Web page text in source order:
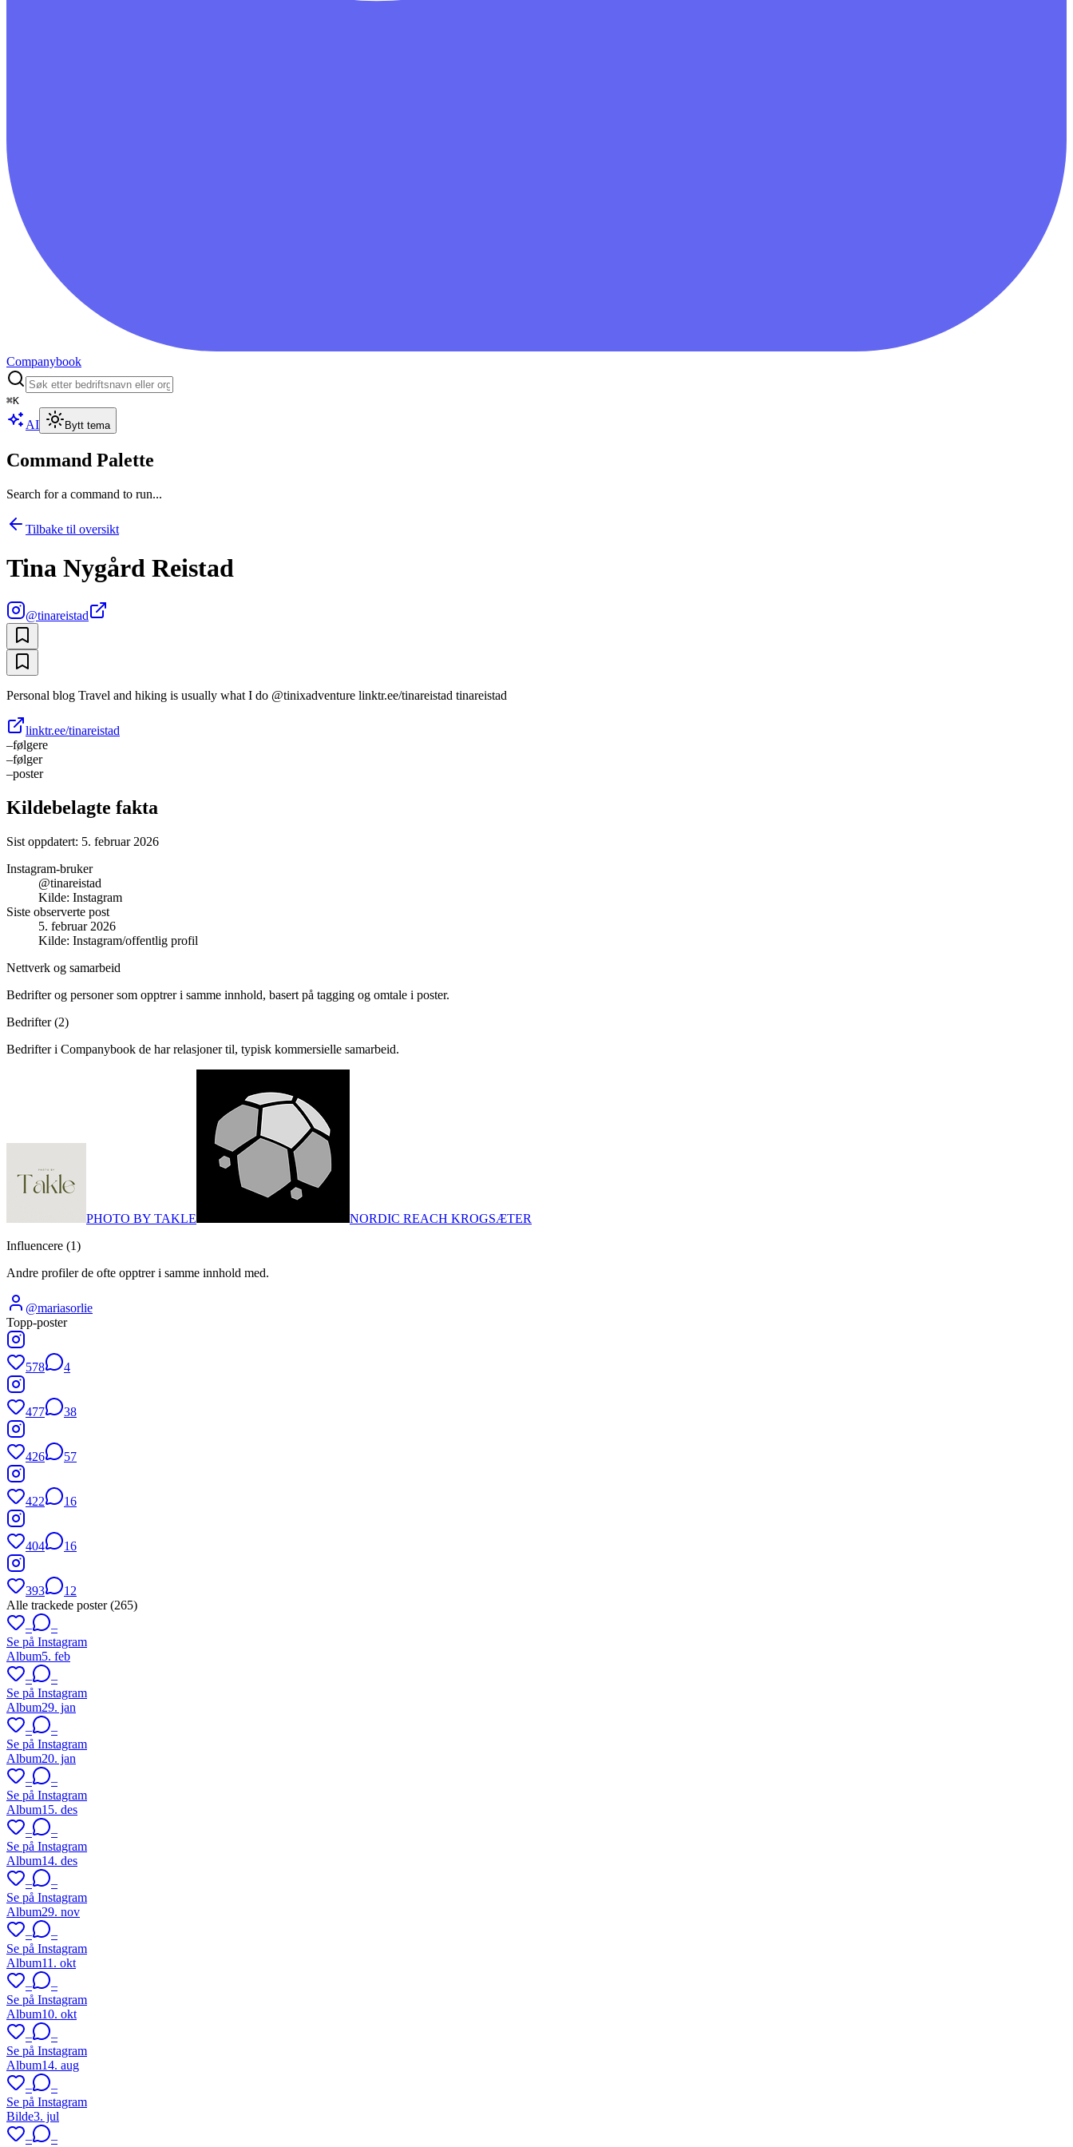
Companybook
⌘K
AI Bytt tema
Command Palette
Search for a command to run...
Tilbake til oversikt
Tina Nygård Reistad
@tinareistad
Personal blog Travel and hiking is usually what I do @tinixadventure linktr.ee/tinareistad tinareistad
linktr.ee/tinareistad
–følgere
–følger
–poster
Kildebelagte fakta
Sist oppdatert: 5. februar 2026
Instagram-bruker
@tinareistad
Kilde: Instagram
Siste observerte post
5. februar 2026
Kilde: Instagram/offentlig profil
Nettverk og samarbeid
Bedrifter og personer som opptrer i samme innhold, basert på tagging og omtale i poster.
Bedrifter (2)
Bedrifter i Companybook de har relasjoner til, typisk kommersielle samarbeid.
PHOTO BY TAKLE
NORDIC REACH KROGSÆTER
Influencere (1)
Andre profiler de ofte opptrer i samme innhold med.
@mariasorlie
Topp-poster
578 4
477 38
426 57
422 16
404 16
393
12
Alle trackede poster (265)
–
–
Se på Instagram
Album5. feb
–
–
Se på Instagram
Album29. jan
–
–
Se på Instagram
Album20. jan
–
–
Se på Instagram
Album15. des
–
–
Se på Instagram
Album14. des
–
–
Se på Instagram
Album29. nov
–
–
Se på Instagram
Album11. okt
–
–
Se på Instagram
Album10. okt
–
–
Se på Instagram
Album14. aug
–
–
Se på Instagram
Bilde3. jul
–
–